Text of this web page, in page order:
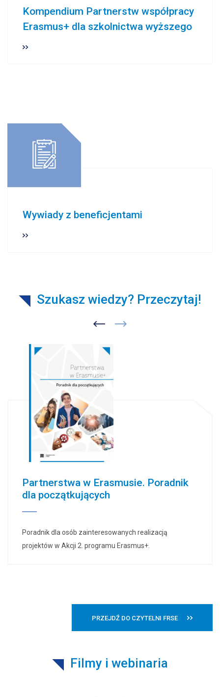
Kompendium Partnerstw współpracy
Erasmus+ dla szkolnictwa wyższego
Wywiady z beneficjentami
Szukasz wiedzy? Przeczytaj!
Partnerstwa w Erasmusie. Poradnik
dla początkujących
Poradnik dla osób zainteresowanych realizacją
projektów w Akcji 2. programu Erasmus+.
PRZEJDŹ DO CZYTELNI FRSE
Filmy i webinaria